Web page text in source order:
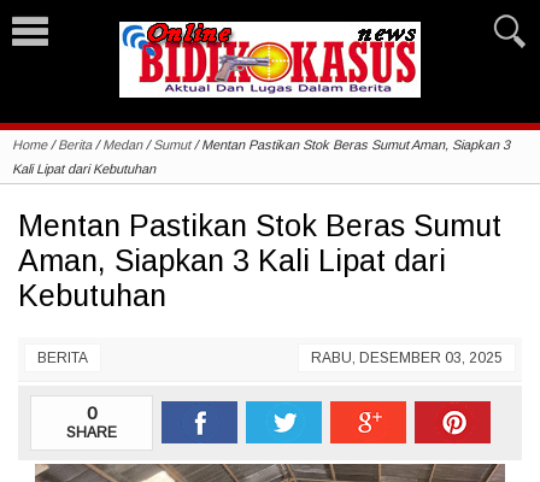
Home/Berita/Medan/Sumut/Mentan Pastikan Stok Beras Sumut Aman, Siapkan 3
Kali Lipat dari Kebutuhan
Mentan Pastikan Stok Beras Sumut
Aman, Siapkan 3 Kali Lipat dari
Kebutuhan
BERITA RABU, DESEMBER 03, 2025
0
SHARE